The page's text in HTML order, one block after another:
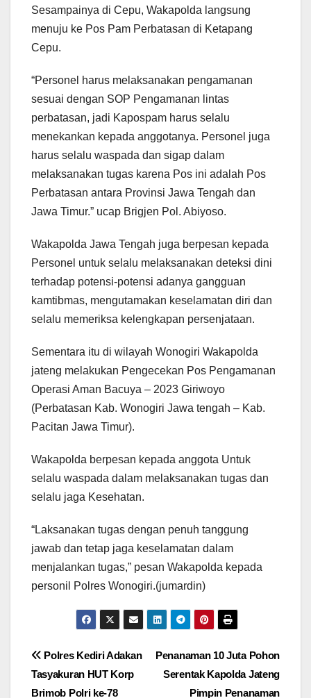
Sesampainya di Cepu, Wakapolda langsung
menuju ke Pos Pam Perbatasan di Ketapang
Cepu.
“Personel harus melaksanakan pengamanan
sesuai dengan SOP Pengamanan lintas
perbatasan, jadi Kapospam harus selalu
menekankan kepada anggotanya. Personel juga
harus selalu waspada dan sigap dalam
melaksanakan tugas karena Pos ini adalah Pos
Perbatasan antara Provinsi Jawa Tengah dan
Jawa Timur.” ucap Brigjen Pol. Abiyoso.
Wakapolda Jawa Tengah juga berpesan kepada
Personel untuk selalu melaksanakan deteksi dini
terhadap potensi-potensi adanya gangguan
kamtibmas, mengutamakan keselamatan diri dan
selalu memeriksa kelengkapan persenjataan.
Sementara itu di wilayah Wonogiri Wakapolda
jateng melakukan Pengecekan Pos Pengamanan
Operasi Aman Bacuya – 2023 Giriwoyo
(Perbatasan Kab. Wonogiri Jawa tengah – Kab.
Pacitan Jawa Timur).
Wakapolda berpesan kepada anggota Untuk
selalu waspada dalam melaksanakan tugas dan
selalu jaga Kesehatan.
“Laksanakan tugas dengan penuh tanggung
jawab dan tetap jaga keselamatan dalam
menjalankan tugas,” pesan Wakapolda kepada
personil Polres Wonogiri.(jumardin)
Navigasi
pos
Penanaman 10 Juta Pohon
Serentak Kapolda Jateng
Pimpin Penanaman
Polres Kediri Adakan
Tasyakuran HUT Korp
Brimob Polri ke-78